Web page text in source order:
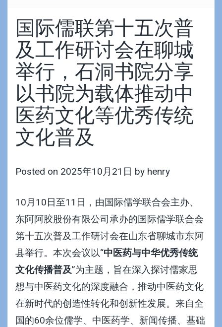
国际儒联第十五次普
及工作研讨会在聊城
举行，石洞书院分享
以书院为载体推动中
医药文化等优秀传统
文化普及
Posted on 2025年10月21日 by henry
10月10日至11日，由国际儒学联合会主办、
东阿阿胶股份有限公司承办的国际儒学联合会
第十五次普及工作研讨会在山东省聊城市东阿
县举行。本次会议以“中医药与中华优秀传统
文化传播普及”为主题，旨在深入探讨儒家思
想与中医药文化的深度融合，推动中医药文化
在新时代的创造性转化和创新性发展。来自全
国的60余位儒学、中医药学、新闻传播、基础